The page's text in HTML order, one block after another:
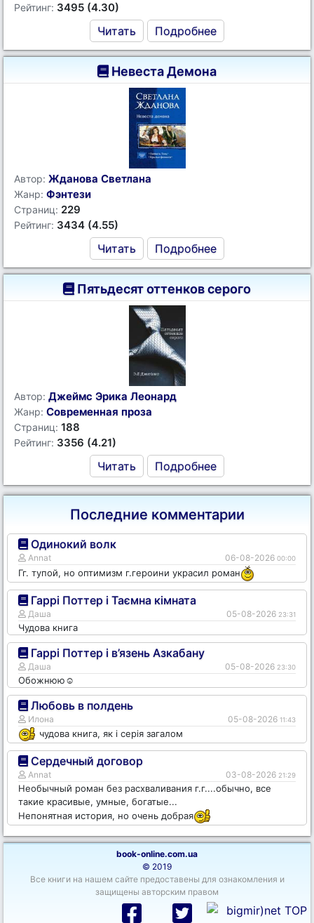
Рейтинг: 3495 (4.30)
Читать Подробнее
Невеста Демона
Автор: Жданова Светлана
Жанр: Фэнтези
Страниц: 229
Рейтинг: 3434 (4.55)
Читать Подробнее
Пятьдесят оттенков серого
Автор: Джеймс Эрика Леонард
Жанр: Современная проза
Страниц: 188
Рейтинг: 3356 (4.21)
Читать Подробнее
Последние комментарии
Одинокий волк
Annat 06-08-2026 00:00
Гг. тупой, но оптимизм г.героини украсил роман
Гаррі Поттер і Таємна кімната
Даша 05-08-2026 23:31
Чудова книга
Гаррі Поттер і в’язень Азкабану
Даша 05-08-2026 23:30
Обожнюю☺️
Любовь в полдень
Илона 05-08-2026 11:43
чудова книга, як і серія загалом
Сердечный договор
Annat 03-08-2026 21:29
Необычный роман без расхваливания г.г....обычно, все
такие красивые, умные, богатые...
Непонятная история, но очень добрая
book-online.com.ua
© 2019
Все книги на нашем сайте предоставены для ознакомления и
защищены авторским правом